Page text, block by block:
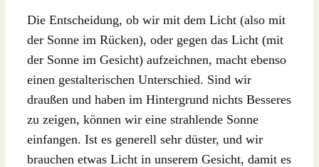
Die Entscheidung, ob wir mit dem Licht (also mit
der Sonne im Rücken), oder gegen das Licht (mit
der Sonne im Gesicht) aufzeichnen, macht ebenso
einen gestalterischen Unterschied. Sind wir
draußen und haben im Hintergrund nichts Besseres
zu zeigen, können wir eine strahlende Sonne
einfangen. Ist es generell sehr düster, und wir
brauchen etwas Licht in unserem Gesicht, damit es